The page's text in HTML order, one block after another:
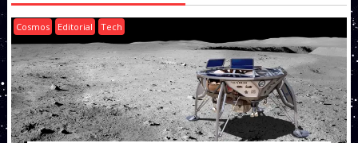
Cosmos Editorial Tech